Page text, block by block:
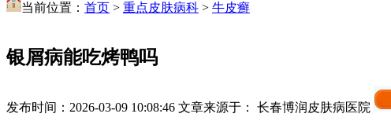
当前位置： 首页 > 重点皮肤病科 > 牛皮癣
银屑病能吃烤鸭吗
发布时间：2026-03-09 10:08:46 文章来源于： 长春博润皮肤病医院